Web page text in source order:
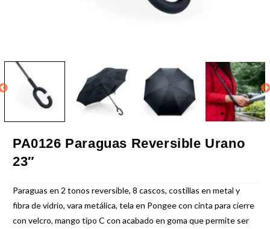
PA0126 Paraguas Reversible Urano
23″
Paraguas en 2 tonos reversible, 8 cascos, costillas en metal y
fibra de vidrio, vara metálica, tela en Pongee con cinta para cierre
con velcro, mango tipo C con acabado en goma que permite ser